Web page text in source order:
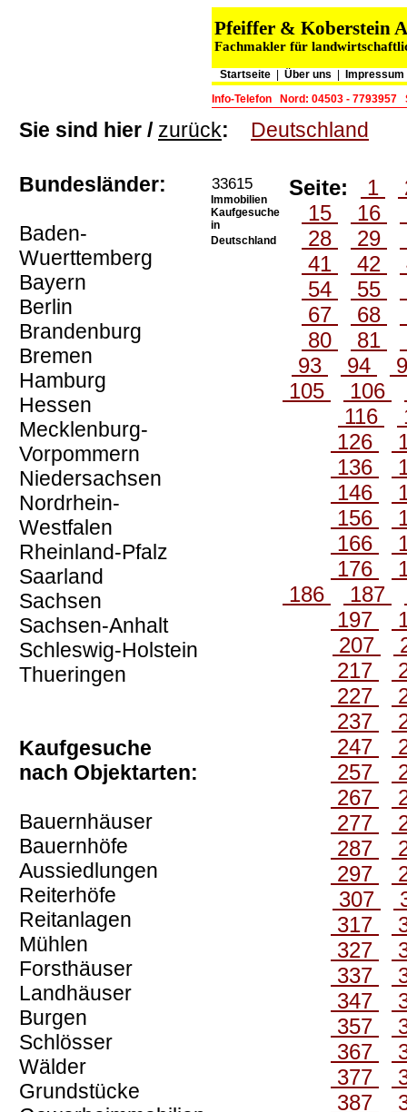
Pfeiffer & Koberstein
Fachmakler für
Startseite Über uns
Info-Telefon
Nord: 04503 - 7793957
Sie sind hier / zurück: Deutschland
Bundesländer:
Baden-
Wuerttemberg
Bayern
Berlin
Brandenburg
Bremen
Hamburg
Hessen
Mecklenburg-
Vorpommern
Niedersachsen
Nordrhein-
Westfalen
Rheinland-Pfalz
Saarland
Sachsen
Sachsen-Anhalt
Schleswig-Holstein
Thueringen
Kaufgesuche
nach Objektarten:
Bauernhäuser
Bauernhöfe
Aussiedlungen
Reiterhöfe
Reitanlagen
Mühlen
Forsthäuser
Landhäuser
Burgen
Schlösser
Wälder
Grundstücke
33615
Immobilien
Kaufgesuche
in
Deutschland
Seite: 1
15
16
28
29
41
42
54
55
67
68
80
81
93
94
105
106
116
126
136
146
156
166
176
186
187
197
207
217
227
237
247
257
267
277
287
297
307
317
327
337
347
357
367
377
387